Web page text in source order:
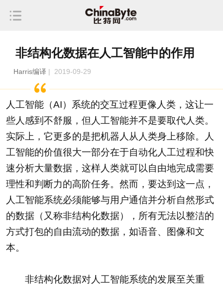
非结构化数据在人工智能中的作用
Harris编译 | 2019-09-29
人工智能（AI）系统的交互过程更像人类，这让一
些人感到不舒服，但人工智能并不是要取代人类。
实际上，它更多的是把机器人从人类身上移除。人
工智能的价值很大一部分在于自动化人工过程和快
速分析大量数据，这样人类就可以自由地完成需要
理性和判断力的高阶任务。然而，要达到这一点，
人工智能系统必须能够与用户通信并分析自然形式
的数据（又称非结构化数据），所有无法以整洁的
方式打包的自由流动的数据，如语音、图像和文
本。
非结构化数据对人工智能系统的发展至关重